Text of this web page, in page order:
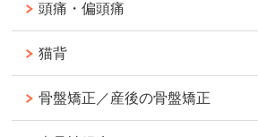
頭痛・偏頭痛
猫背
骨盤矯正／産後の骨盤矯正